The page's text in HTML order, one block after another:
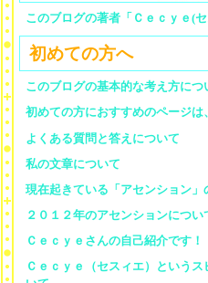
このブログの著者「Ｃｅｃｙｅ(
初めての方へ
このブログの基本的な考え方につ
初めての方におすすめのページは
よくある質問と答えについて
私の文章について
現在起きている「アセンション」
２０１２年のアセンションについ
Ｃｅｃｙｅさんの自己紹介です！
Ｃｅｃｙｅ（セスィエ）という